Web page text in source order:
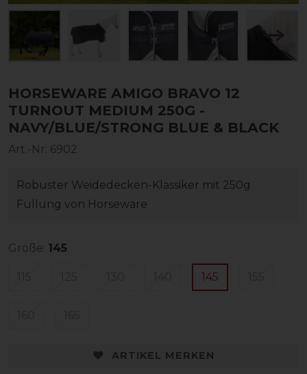
HORSEWARE AMIGO BRAVO 12
TURNOUT MEDIUM 250G -
NAVY/BLUE/STRONG BLUE & BLACK
Art.-Nr: 6902
Robuster Weidedecken-Klassiker mit 250g
Füllung von Horseware
Größe: 145
145
ARTIKEL MERKEN